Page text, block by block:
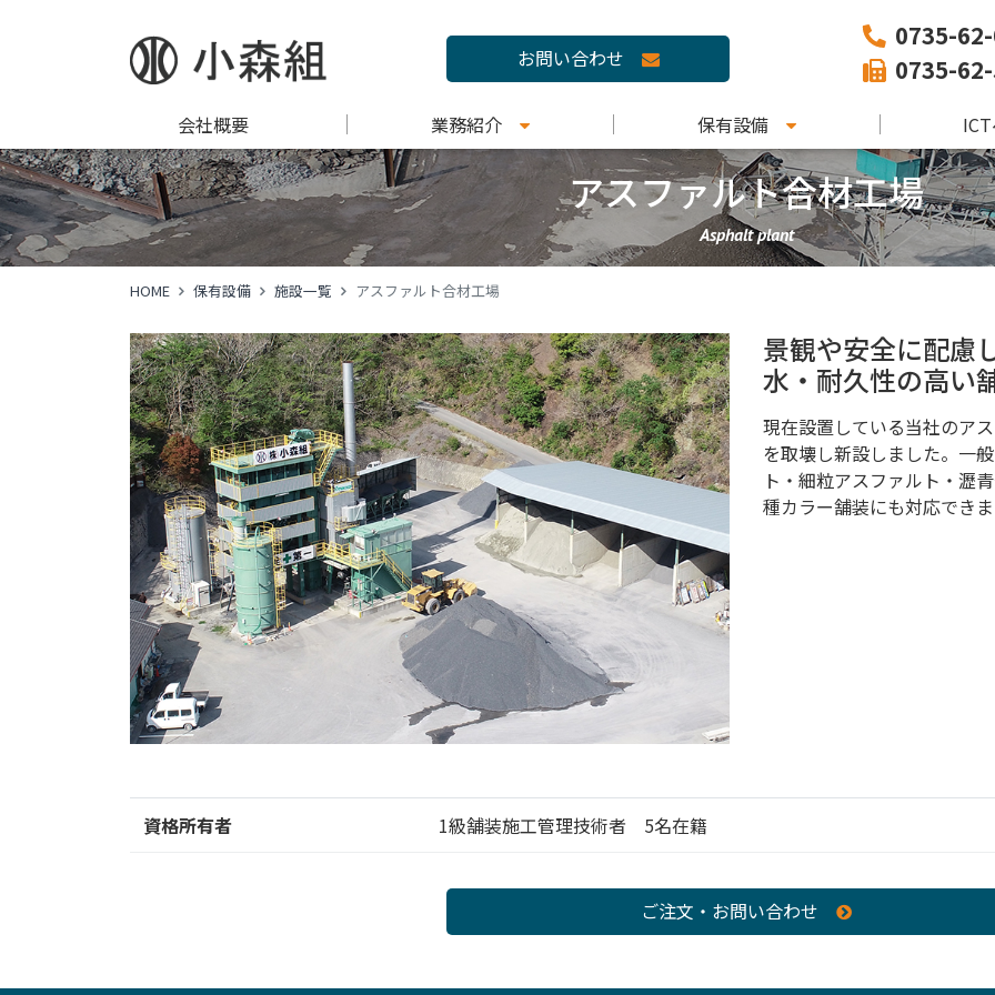
お問い合わせ
0735-
0735-
会社概要 業務紹介 保有設備
アスファルト合材工場
Asphalt plant
HOME 保有設備 施設一覧 アスファルト合材工場
景観や安全に配慮
水・耐久性の高い
現在設置している当社のア
を取壊し新設しました。一
ト・細粒アスファルト・瀝
種カラー舗装にも対応でき
資格所有者 1級舗装施工管理技術者 5名在籍
ご注文・お問い合わせ